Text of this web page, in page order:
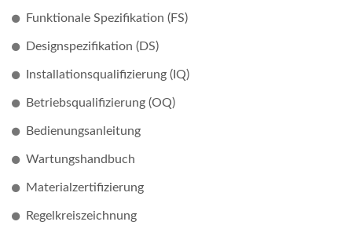
Funktionale Spezifikation (FS)
Designspezifikation (DS)
Installationsqualifizierung (IQ)
Betriebsqualifizierung (OQ)
Bedienungsanleitung
Wartungshandbuch
Materialzertifizierung
Regelkreiszeichnung